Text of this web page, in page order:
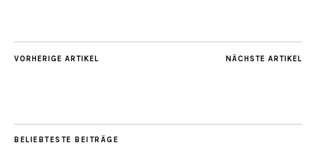
VORHERIGE ARTIKEL NÄCHSTE ARTIKEL
BELIEBTESTE BEITRÄGE